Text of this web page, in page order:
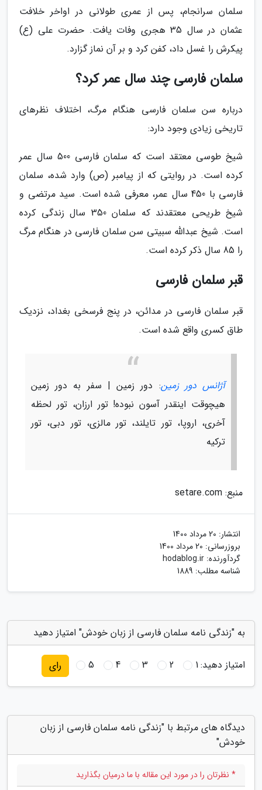
سلمان سرانجام، پس از عمری طولانی در اواخر خلافت
عثمان در سال 35 هجری وفات یافت. حضرت علی (ع)
پیکرش را غسل داد، کفن کرد و بر آن نماز گزارد.
سلمان فارسی چند سال عمر کرد؟
درباره سن سلمان فارسی هنگام مرگ، اختلاف نظرهای
تاریخی زیادی وجود دارد:
شیخ طوسی معتقد است که سلمان فارسی 500 سال عمر
کرده است. در روایتی که از پیامبر (ص) وارد شده، سلمان
فارسی با 450 سال عمر، معرفی شده است. سید مرتضی و
شیخ طریحی معتقدند که سلمان 350 سال زندگی کرده
است. شیخ عبدالله سبیتی سن سلمان فارسی در هنگام مرگ
را 85 سال ذکر کرده است.
قبر سلمان فارسی
قبر سلمان فارسی در مدائن، در پنج فرسخی بغداد، نزدیک
طاق کسری واقع شده است.
آژانس دور زمین: دور زمین | سفر به دور زمین
هیچوقت اینقدر آسون نبوده! تور ارزان، تور لحظه
آخری، اروپا، تور تایلند، تور مالزی، تور دبی، تور
ترکیه
منبع: setare.com
انتشار: 20 مرداد 1400
بروزرسانی: 20 مرداد 1400
گردآورنده: hodablog.ir
شناسه مطلب: 1889
به "زندگی نامه سلمان فارسی از زبان خودش" امتیاز دهید
امتیاز دهید:1
2
3
4
5 رای
دیدگاه های مرتبط با "زندگی نامه سلمان فارسی از زبان
خودش"
* نظرتان را در مورد این مقاله با ما درمیان بگذارید